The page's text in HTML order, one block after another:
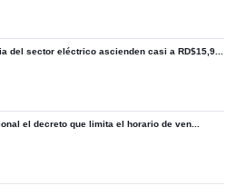
del sector eléctrico ascienden casi a RD$15,9...
el decreto que limita el horario de ven...